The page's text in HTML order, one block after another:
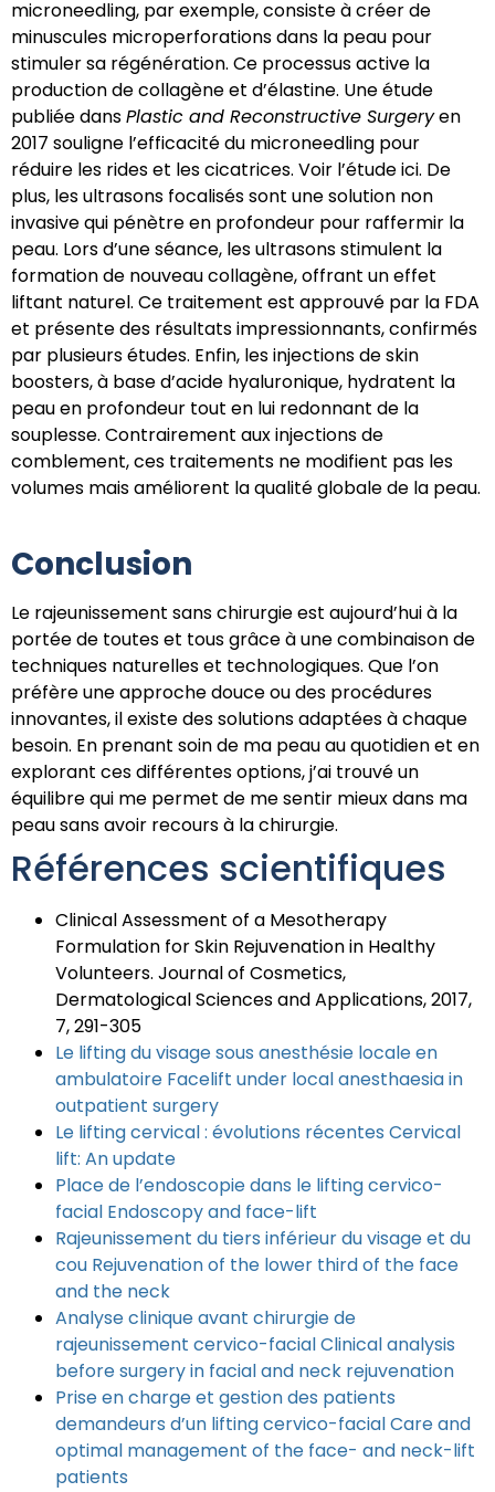
microneedling, par exemple, consiste à créer de
minuscules microperforations dans la peau pour
stimuler sa régénération. Ce processus active la
production de collagène et d’élastine. Une étude
publiée dansPlastic and Reconstructive Surgeryen
2017 souligne l’efficacité du microneedling pour
réduire les rides et les cicatrices. Voir l’étude ici. De
plus, les ultrasons focalisés sont une solution non
invasive qui pénètre en profondeur pour raffermir la
peau. Lors d’une séance, les ultrasons stimulent la
formation de nouveau collagène, offrant un effet
liftant naturel. Ce traitement est approuvé par la FDA
et présente des résultats impressionnants, confirmés
par plusieurs études. Enfin, les injections de skin
boosters, à base d’acide hyaluronique, hydratent la
peau en profondeur tout en lui redonnant de la
souplesse. Contrairement aux injections de
comblement, ces traitements ne modifient pas les
volumes mais améliorent la qualité globale de la peau.
Conclusion
Le rajeunissement sans chirurgie est aujourd’hui à la
portée de toutes et tous grâce à une combinaison de
techniques naturelles et technologiques. Que l’on
préfère une approche douce ou des procédures
innovantes, il existe des solutions adaptées à chaque
besoin. En prenant soin de ma peau au quotidien et en
explorant ces différentes options, j’ai trouvé un
équilibre qui me permet de me sentir mieux dans ma
peau sans avoir recours à la chirurgie.
Références scientifiques
Clinical Assessment of a Mesotherapy
Formulation for Skin Rejuvenation in Healthy
Volunteers. Journal of Cosmetics,
Dermatological Sciences and Applications, 2017,
7, 291-305
Le lifting du visage sous anesthésie locale en
ambulatoire Facelift under local anesthaesia in
outpatient surgery
Le lifting cervical : évolutions récentes Cervical
lift: An update
Place de l’endoscopie dans le lifting cervico-
facial Endoscopy and face-lift
Rajeunissement du tiers inférieur du visage et du
cou Rejuvenation of the lower third of the face
and the neck
Analyse clinique avant chirurgie de
rajeunissement cervico-facial Clinical analysis
before surgery in facial and neck rejuvenation
Prise en charge et gestion des patients
demandeurs d’un lifting cervico-facial Care and
optimal management of the face- and neck-lift
patients